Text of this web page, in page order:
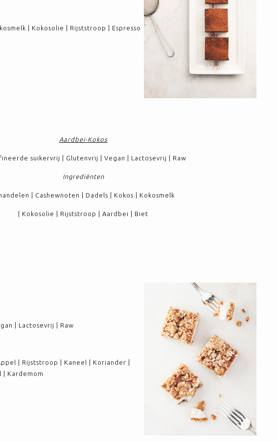
| Kokosolie | Rijststroop | Espresso
Aardbei-Kokos
suikervrij | Glutenvrij | Vegan | Lactosevrij | Raw
Ingrediënten
| Cashewnoten | Dadels | Kokos | Kokosmelk
| Kokosolie | Rijststroop | Aardbei | Biet
| Lactosevrij | Raw
| Rijststroop | Kaneel | Koriander |
| Kardemom